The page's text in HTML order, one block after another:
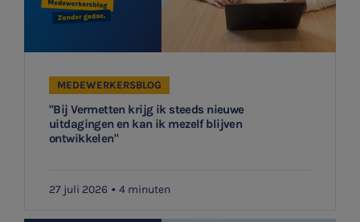
"Bij Vermetten krijg ik steeds nieuwe
uitdagingen en kan ik mezelf blijven
ontwikkelen"
MEDEWERKERSBLOG
27 juli 2026 4 minuten